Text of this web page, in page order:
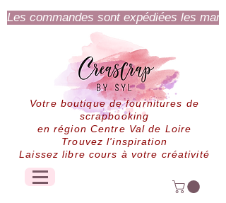
Les commandes sont expédiées les
Votre boutique de fournitures de
scrapbooking
en région Centre Val de Loire
Trouvez l'inspiration
Laissez libre cours à votre créativité